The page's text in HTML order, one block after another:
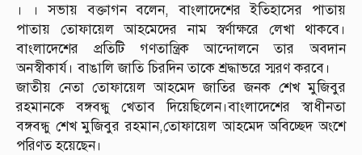
। । সভায় বক্তাগন বলেন, বাংলাদেশের ইতিহাসের পাতায়
পাতায় তোফায়েল আহমেদের নাম স্বর্ণাক্ষরে লেখা থাকবে।
বাংলাদেশের প্রতিটি গণতান্ত্রিক আন্দোলনে তার অবদান
অনস্বীকার্য। বাঙালি জাতি চিরদিন তাকে শ্রদ্ধাভরে স্মরণ করবে।
জাতীয় নেতা তোফায়েল আহমেদ জাতির জনক শেখ মুজিবুর
রহমানকে বঙ্গবন্ধু খেতাব দিয়েছিলেন।বাংলাদেশের স্বাধীনতা
বঙ্গবন্ধু শেখ মুজিবুর রহমান,তোফায়েল আহমেদ অবিচ্ছেদ অংশে
পরিণত হয়েছেন।